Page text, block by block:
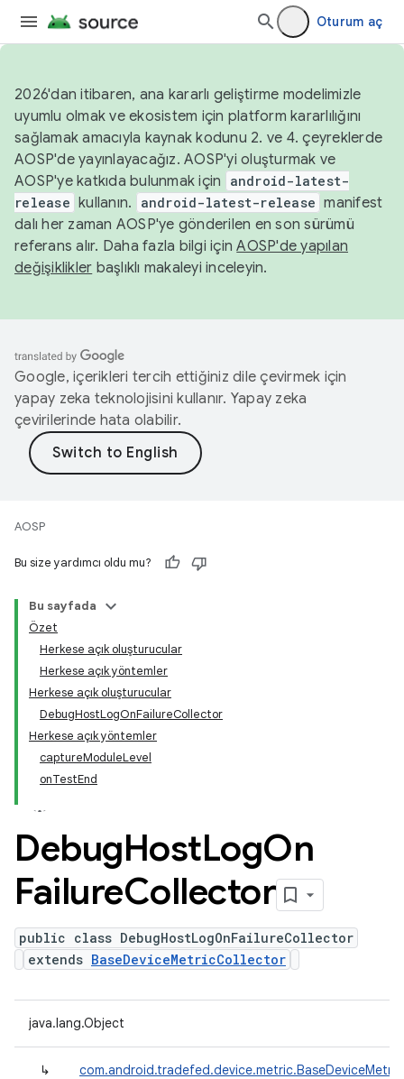
Oturum aç
2026'dan itibaren, ana kararlı geliştirme modelimizle
uyumlu olmak ve ekosistem için platform kararlılığını
sağlamak amacıyla kaynak kodunu 2. ve 4. çeyreklerde
AOSP'de yayınlayacağız. AOSP'yi oluşturmak ve
AOSP'ye katkıda bulunmak için
android-latest-
release kullanın. android-latest-release manifest
dalı her zaman AOSP'ye gönderilen en son sürümü
referans alır. Daha fazla bilgi içinAOSP'de yapılan
değişiklikler başlıklı makaleyi inceleyin.
Google, içerikleri tercih ettiğiniz dile çevirmek için
yapay zeka teknolojisini kullanır. Yapay zeka
çevirilerinde hata olabilir.
AOSP
Bu size yardımcı oldu mu?
Bu sayfada
Özet
Herkese açık oluşturucular
Herkese açık yöntemler
Herkese açık oluşturucular
DebugHostLogOnFailureCollector
Herkese açık yöntemler
captureModuleLevel
onTestEnd
DebugHostLogOn
FailureCollector
public class DebugHostLogOnFailureCollector
extends BaseDeviceMetricCollector
java.lang.Object
↳